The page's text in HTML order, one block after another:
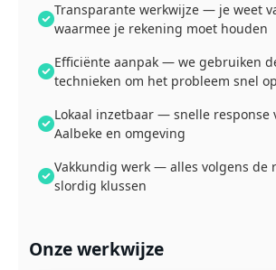
Transparante werkwijze — je weet
waarmee je rekening moet houden
Efficiënte aanpak — we gebruiken
technieken om het probleem snel
Lokaal inzetbaar — snelle response
Aalbeke en omgeving
Vakkundig werk — alles volgens de
slordig klussen
Onze werkwijze